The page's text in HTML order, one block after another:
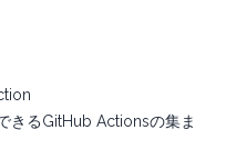
きるGitHub Actionsの集ま